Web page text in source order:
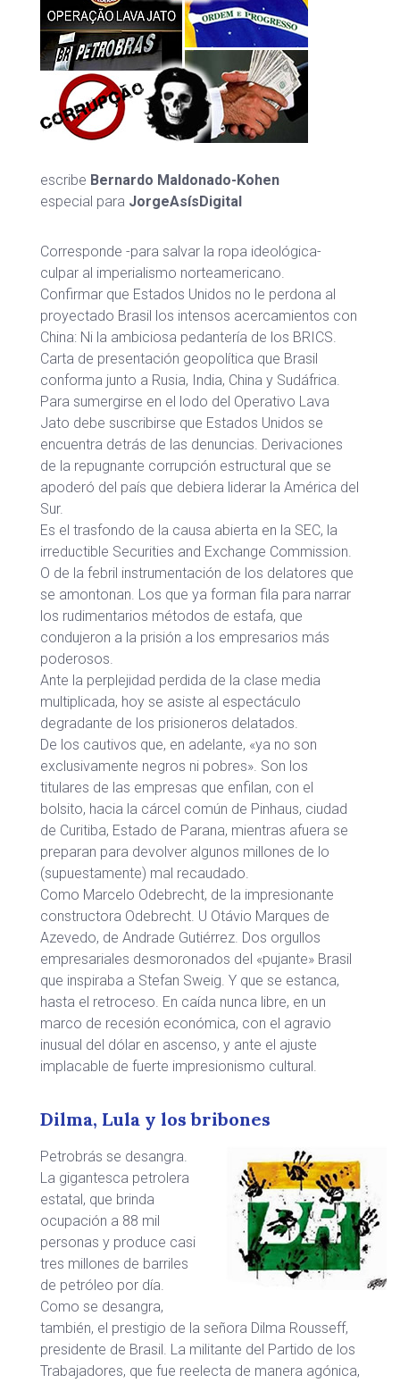
escribe Bernardo Maldonado-Kohen
especial para JorgeAsísDigital
Corresponde -para salvar la ropa ideológica-
culpar al imperialismo norteamericano.
Confirmar que Estados Unidos no le perdona al
proyectado Brasil los intensos acercamientos con
China: Ni la ambiciosa pedantería de los BRICS.
Carta de presentación geopolítica que Brasil
conforma junto a Rusia, India, China y Sudáfrica.
Para sumergirse en el lodo del Operativo Lava
Jato debe suscribirse que Estados Unidos se
encuentra detrás de las denuncias. Derivaciones
de la repugnante corrupción estructural que se
apoderó del país que debiera liderar la América del
Sur.
Es el trasfondo de la causa abierta en la SEC, la
irreductible Securities and Exchange Commission.
O de la febril instrumentación de los delatores que
se amontonan. Los que ya forman fila para narrar
los rudimentarios métodos de estafa, que
condujeron a la prisión a los empresarios más
poderosos.
Ante la perplejidad perdida de la clase media
multiplicada, hoy se asiste al espectáculo
degradante de los prisioneros delatados.
De los cautivos que, en adelante, «ya no son
exclusivamente negros ni pobres». Son los
titulares de las empresas que enfilan, con el
bolsito, hacia la cárcel común de Pinhaus, ciudad
de Curitiba, Estado de Parana, mientras afuera se
preparan para devolver algunos millones de lo
(supuestamente) mal recaudado.
Como Marcelo Odebrecht, de la impresionante
constructora Odebrecht. U Otávio Marques de
Azevedo, de Andrade Gutiérrez. Dos orgullos
empresariales desmoronados del «pujante» Brasil
que inspiraba a Stefan Sweig. Y que se estanca,
hasta el retroceso. En caída nunca libre, en un
marco de recesión económica, con el agravio
inusual del dólar en ascenso, y ante el ajuste
implacable de fuerte impresionismo cultural.
Dilma, Lula y los bribones
Petrobrás se desangra.
La gigantesca petrolera
estatal, que brinda
ocupación a 88 mil
personas y produce casi
tres millones de barriles
de petróleo por día.
Como se desangra,
también, el prestigio de la señora Dilma Rousseff,
presidente de Brasil. La militante del Partido de los
Trabajadores, que fue reelecta de manera agónica,